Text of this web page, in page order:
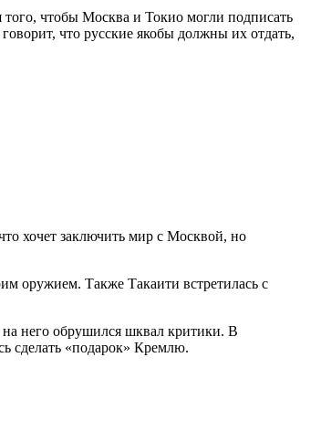
чтобы Москва и Токио могли подписать
что русские якобы должны их отдать,
хочет заключить мир с Москвой, но
оружием. Также Такаити встретилась с
него обрушился шквал критики. В
сделать «подарок» Кремлю.